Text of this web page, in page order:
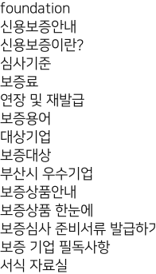
foundation
신용보증안내
신용보증이란?
심사기준
보증료
연장 및 재발급
보증용어
대상기업
보증대상
부산시 우수기업
보증상품안내
보증상품 한눈에
보증심사 준비서류 발급하기
보증 기업 필독사항
서식 자료실